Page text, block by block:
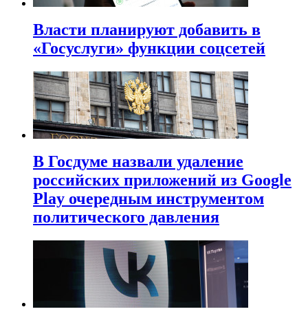
Власти планируют добавить в
«Госуслуги» функции соцсетей
В Госдуме назвали удаление
российских приложений из Google
Play очередным инструментом
политического давления